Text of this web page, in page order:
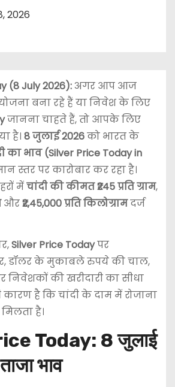
2026
(8 July 2026):अगर आप आज
बना रहे हैं या निवेश के लिए
जानना चाहते हैं, तो आपके लिए
है। 8 जुलाई 2026को भारत के
का भाव (Silver Price Today in
स्तर पर कारोबार कर रहा है।
मेंचांदी की कीमत ₹245 प्रति ग्राम,
और₹2,45,000 प्रति किलोग्रामदर्ज
Silver Price Todayपर
डॉलर के मुकाबले रुपये की चाल,
निवेशकों की खरीदारी का सीधा
कारण है कि चांदी के दाम में रोजाना
है।
Today: 8 जुलाई
भाव